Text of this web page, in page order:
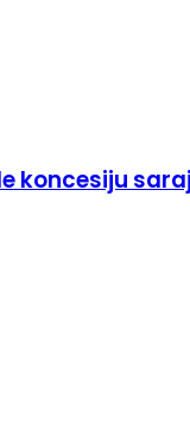
koncesiju